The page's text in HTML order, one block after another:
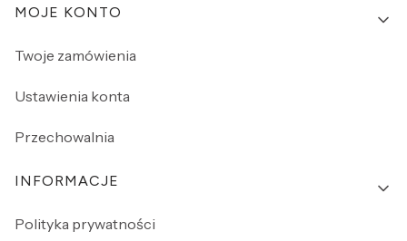
MOJE KONTO
Twoje zamówienia
Ustawienia konta
Przechowalnia
INFORMACJE
Polityka prywatności